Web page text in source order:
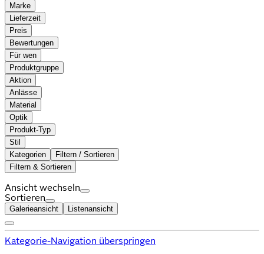
Marke
Lieferzeit
Preis
Bewertungen
Für wen
Produktgruppe
Aktion
Anlässe
Material
Optik
Produkt-Typ
Stil
Kategorien
Filtern / Sortieren
Filtern & Sortieren
Ansicht wechseln
Sortieren
Galerieansicht Listenansicht
Kategorie-Navigation überspringen